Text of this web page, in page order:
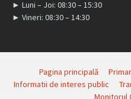
► Luni – Joi: 08:30 – 15:30
► Vineri: 08:30 – 14:30
Pagina principală
Informatii de interes public
Monitorul